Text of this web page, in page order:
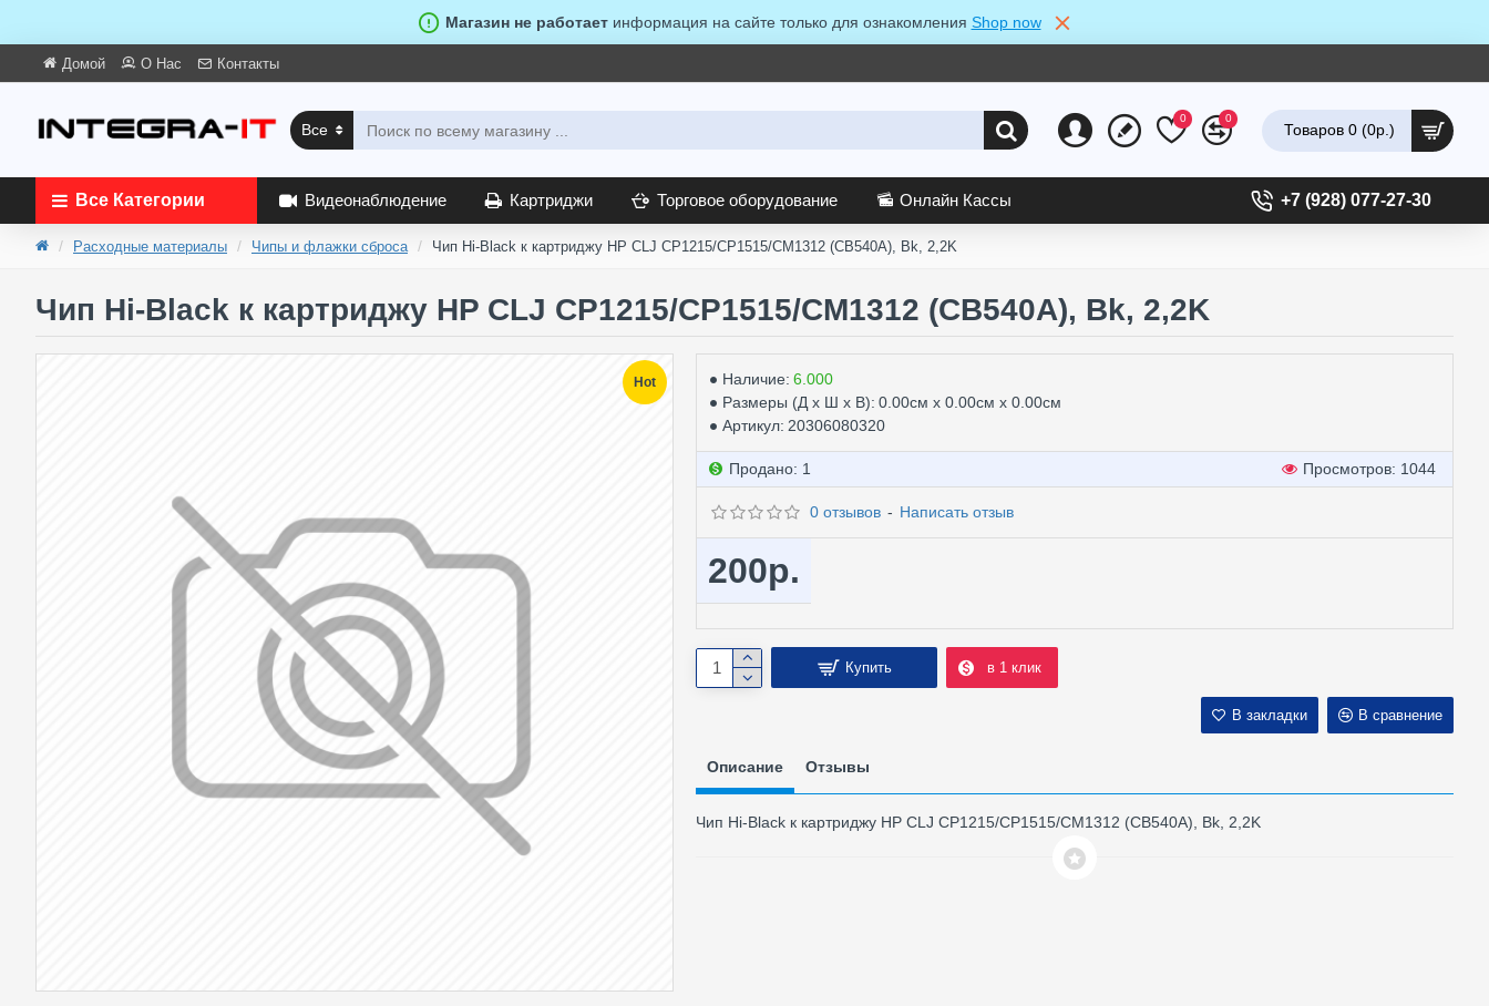
Магазин не работает информация на сайте только для ознакомления Shop now
Домой О Нас Контакты
Все
0 0
Товаров 0 (0р.)
Все Категории Видеонаблюдение Картриджи Торговое оборудование Онлайн Кассы +7 (928) 077-27-30
Расходные материалы Чипы и флажки сброса Чип Hi-Black к картриджу HP CLJ CP1215/CP1515/CM1312 (CB540A), Bk, 2,2K
Чип Hi-Black к картриджу HP CLJ CP1215/CP1515/CM1312 (CB540A), Bk, 2,2K
Hot Наличие: 6.000
Размеры (Д х Ш х В): 0.00см x 0.00см x 0.00см
Артикул: 20306080320
Продано: 1 Просмотров: 1044
0 отзывов - Написать отзыв
200р.
Купить в 1 клик
В закладки В сравнение
Описание Отзывы
Чип Hi-Black к картриджу HP CLJ CP1215/CP1515/CM1312 (CB540A), Bk, 2,2K